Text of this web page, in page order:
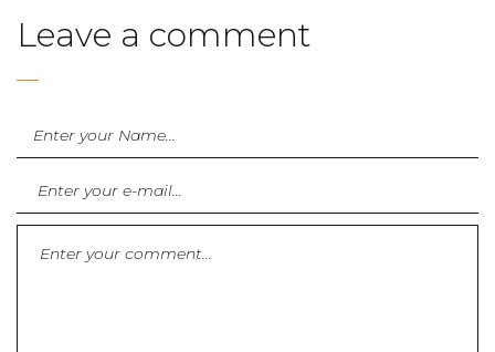
Leave a comment